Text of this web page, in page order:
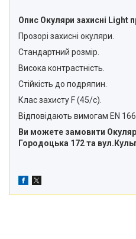
Трактори газонокосарки
Аксесуари
Опис Окуляри захисні Light
Прозорі захисні окуляри.
Стандартний розмір.
Висока контрастність.
Стійкість до подряпин.
Клас захисту F (45/с).
Відповідають вимогам EN 166.
Ви можете замовити
Городоцька 172 та